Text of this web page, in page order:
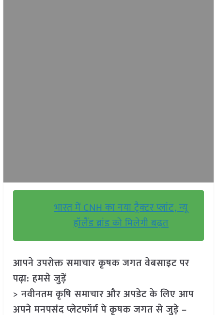
भारत में CNH का नया ट्रैक्टर प्लांट, न्यू
हॉलैंड ब्रांड को मिलेगी बढ़त
आपने उपरोक्त समाचार कृषक जगत वेबसाइट पर
पढ़ा: हमसे जुड़ें
> नवीनतम कृषि समाचार और अपडेट के लिए आप
अपने मनपसंद प्लेटफॉर्म पे कृषक जगत से जुड़े –